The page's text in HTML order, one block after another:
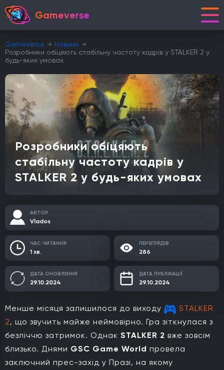
Gameverse
Gameverse
Новини
Розробники обіцяють стабільну частоту кадрів у STALKER 2 у
будь-яких умовах
Розробники обіцяють
стабільну частоту кадрів у
STALKER 2 у будь-яких умовах
АВТОР
Vlados
ЧАС ЧИТАННЯ
1 хв.
ПЕРЕГЛЯДІВ
286
ДАТА ОНОВЛЕННЯ
29.10.2024
ДАТА ПУБЛІКАЦІЇ
29.10.2024
Менше місяця залишилося до виходу
STALKER
2, що звучить майже неймовірно. Гра зіткнулася з
безліччю затримок. Однак STALKER 2 вже зовсім
близько. Днями GSC Game World провела
заключний прес-захід у Празі, на якому